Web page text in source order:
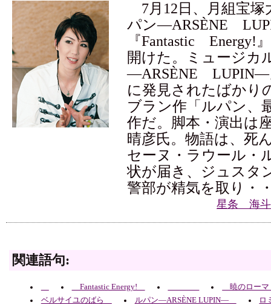
7月12日、月組宝塚
パン―ARSÈNE
『Fantastic Energy!
開けた。ミュージカ
―ARSÈNE LUPIN―
に発見されたばかり
ブラン作「ルパン、
作だ。脚本・演出は
晴彦氏。物語は、死
セーヌ・ラウール・
状が届き、ジュスタ
警部が精気を取り・
星条 海斗
関連語句:
Fantastic Energy!
暁のロー
ベルサイユのばら
ルパン―ARSÈNE LUPIN―
ロ